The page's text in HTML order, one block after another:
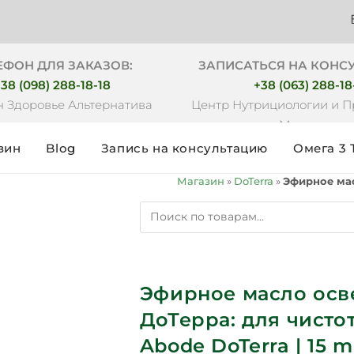
ДЛЯ ЗАКАЗОВ:
(098) 288-18-18
Здоровье Альтернатива
ЗАПИСАТЬСЯ НА
+38 (063) 288-
Центр Нутрициологии и
Медицины
Blog Запись на консультацию Омега 3
Магазин » DoTerra »Эфирное
Эфирное масло
ДоТерра: для
Abode DoTerra | 15